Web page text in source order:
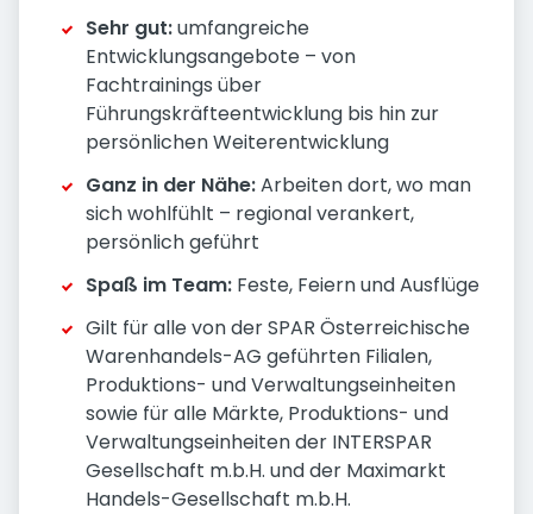
Sehr gut:umfangreiche
Entwicklungsangebote – von
Fachtrainings über
Führungskräfteentwicklung bis hin zur
persönlichen Weiterentwicklung
Ganz in der Nähe:Arbeiten dort, wo man
sich wohlfühlt – regional verankert,
persönlich geführt
Spaß im Team: Feste, Feiern und Ausflüge
Gilt für alle von der SPAR Österreichische
Warenhandels-AG geführten Filialen,
Produktions- und Verwaltungseinheiten
sowie für alle Märkte, Produktions- und
Verwaltungseinheiten der INTERSPAR
Gesellschaft m.b.H. und der Maximarkt
Handels-Gesellschaft m.b.H.